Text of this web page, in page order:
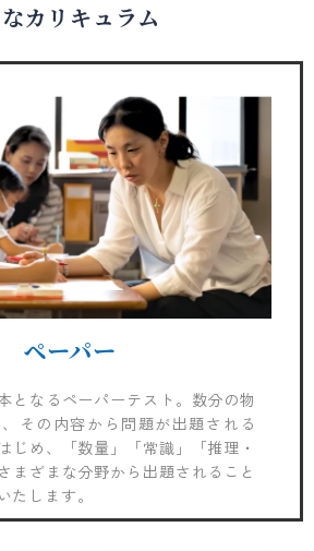
カリキュラム
ペーパー
となるペーパーテスト。数分の物
その内容から問題が出題される
じめ、「数量」「常識」「推理・
まざまな分野から出題されること
たします。